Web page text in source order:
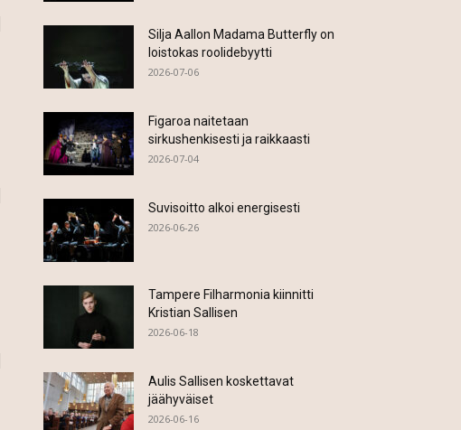
Silja Aallon Madama Butterfly on
loistokas roolidebyytti
2026-07-06
Figaroa naitetaan
sirkushenkisesti ja raikkaasti
2026-07-04
Suvisoitto alkoi energisesti
2026-06-26
Tampere Filharmonia kiinnitti
Kristian Sallisen
2026-06-18
Aulis Sallisen koskettavat
jäähyväiset
2026-06-16